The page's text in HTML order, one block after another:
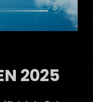
2025